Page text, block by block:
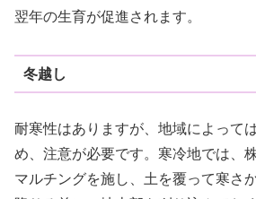
翌年の生育が促進されます。
冬越し
耐寒性はありますが、地域によって
め、注意が必要です。寒冷地では、
マルチングを施し、土を覆って寒さ